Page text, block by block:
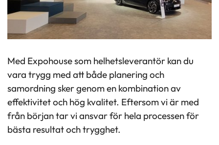
Med Expohouse som helhetsleverantör kan du
vara trygg med att både planering och
samordning sker genom en kombination av
effektivitet och hög kvalitet. Eftersom vi är med
från början tar vi ansvar för hela processen för
bästa resultat och trygghet.